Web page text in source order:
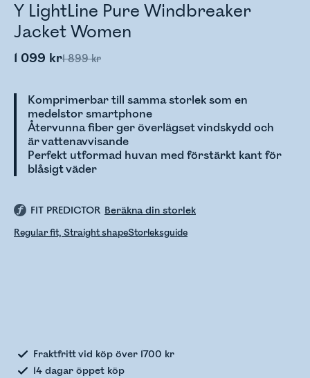
Y LightLine Pure Windbreaker
Jacket Women
1 099 kr1 899 kr
Komprimerbar till samma storlek som en
medelstor smartphone
Återvunna fiber ger överlägset vindskydd och
är vattenavvisande
Perfekt utformad huvan med förstärkt kant för
blåsigt väder
FIT PREDICTOR Beräkna din storlek
Regular fit, Straight shapeStorleksguide
Fraktfritt vid köp över 1700 kr
14 dagar öppet köp